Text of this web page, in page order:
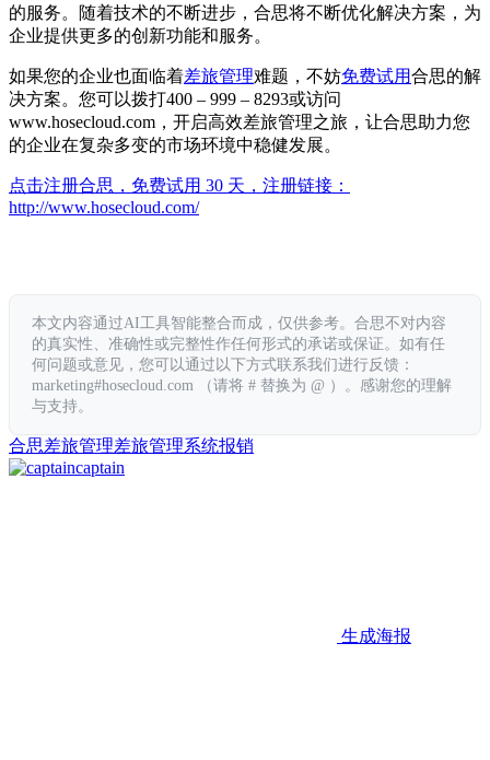
的服务。随着技术的不断进步，合思将不断优化解决方案，为
企业提供更多的创新功能和服务。
如果您的企业也面临着差旅管理难题，不妨免费试用合思的解
决方案。您可以拨打400 – 999 – 8293或访问
www.hosecloud.com，开启高效差旅管理之旅，让合思助力您
的企业在复杂多变的市场环境中稳健发展。
点击注册合思，免费试用 30 天，注册链接：
http://www.hosecloud.com/
本文内容通过AI工具智能整合而成，仅供参考。合思不对内容
的真实性、准确性或完整性作任何形式的承诺或保证。如有任
何问题或意见，您可以通过以下方式联系我们进行反馈：
marketing#hosecloud.com （请将 # 替换为 @ ）。感谢您的理解
与支持。
合思差旅管理差旅管理系统报销
captain
生成海报